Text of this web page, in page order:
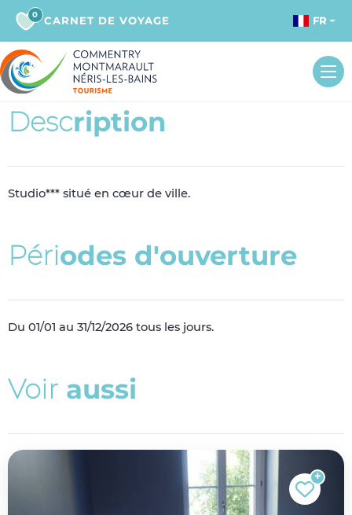
0 CARNET DE VOYAGE FR
Description
Studio*** situé en cœur de ville.
Périodes d'ouverture
Du 01/01 au 31/12/2026 tous les jours.
Voir aussi